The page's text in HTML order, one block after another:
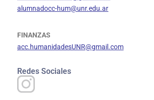
alumnadocc-hum@unr.edu.ar
FINANZAS
acc.humanidadesUNR@gmail.com
Redes Sociales